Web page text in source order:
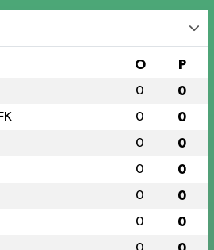
O P
0 0
0 0
0 0
0 0
0 0
0 0